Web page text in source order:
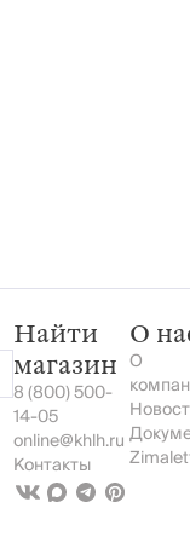
Найти
магазин
8 (800) 500-
14-05
online@khlh.ru
Контакты
О
О